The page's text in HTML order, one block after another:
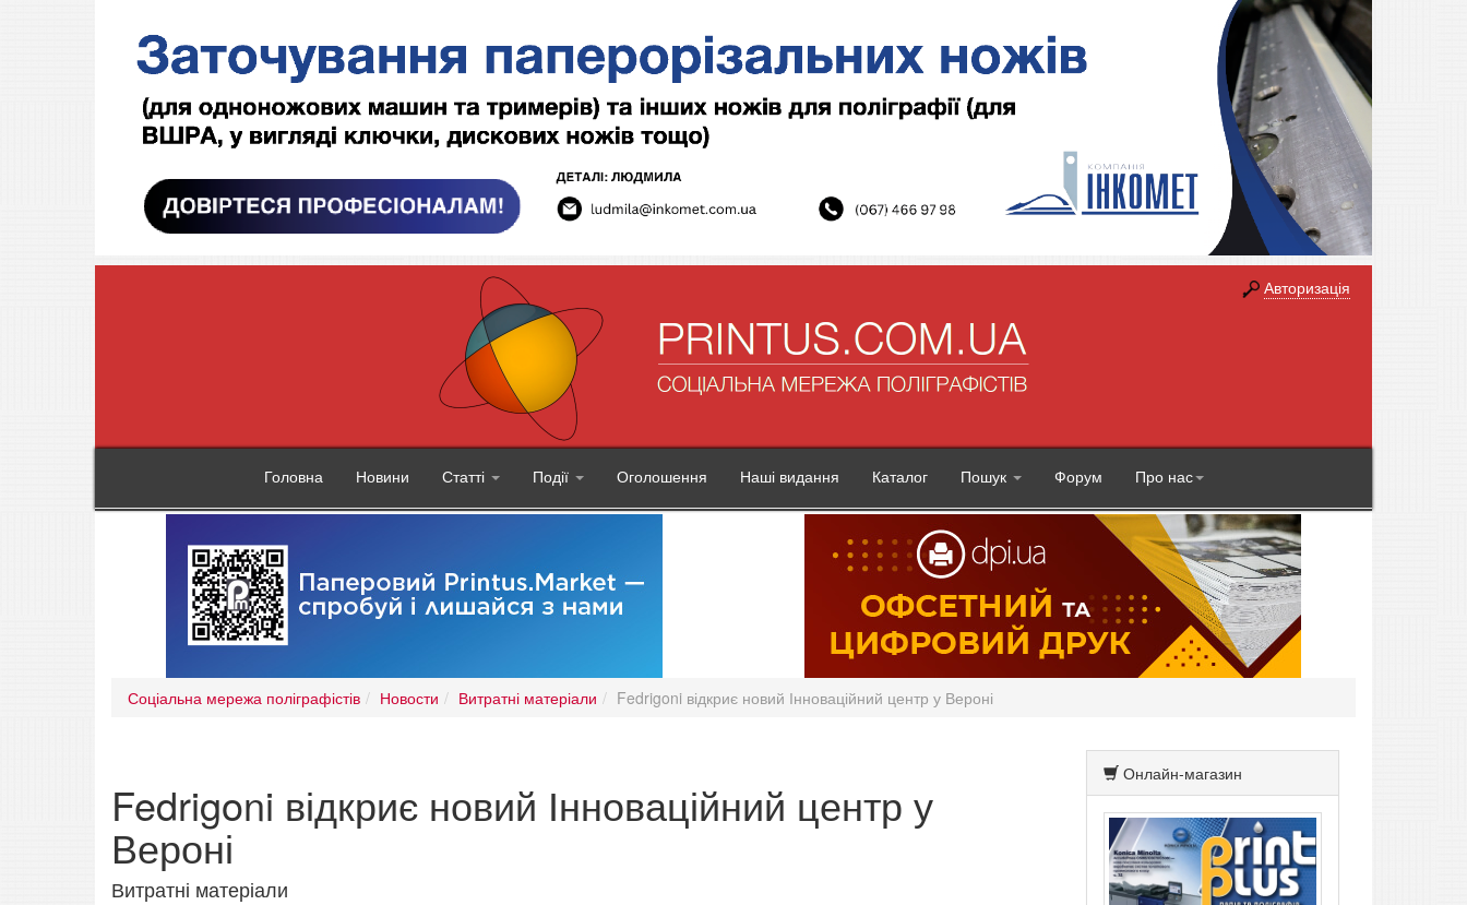
Авторизація
Головна Новини Статті Події Оголошення Наші видання Каталог Пошук Форум Про нас
Соціальна мережа поліграфістів Новости Витратні матеріали Fedrigoni відкриє новий Інноваційний центр у Вероні
Fedrigoni відкриє новий Інноваційний центр у
Вероні
Витратні матеріали
Онлайн-магазин